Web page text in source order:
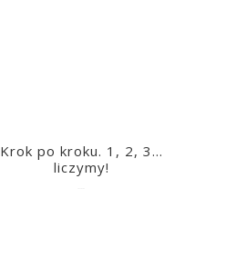
Krok po kroku. 1, 2, 3…
liczymy!